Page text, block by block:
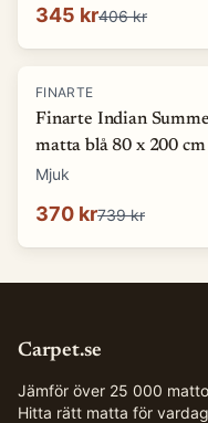
345 kr406 kr
-50 %
FINARTE
Finarte Indian
matta blå 80 x 200 cm
Mjuk
370 kr739 kr
Carpet.se
Jämför över 25 000
Hitta rätt matta för